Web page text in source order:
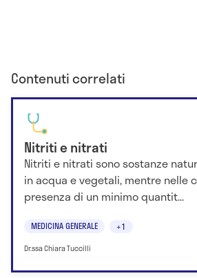
Contenuti correlati
Nitriti e nitrati
Nitriti e nitrati sono sostanze
in acqua e vegetali, mentre nelle
presenza di un minimo quantit...
MEDICINA GENERALE +1
Dr.ssa Chiara Tuccilli